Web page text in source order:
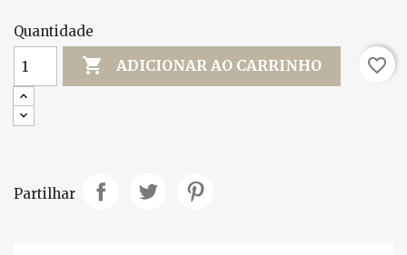
Quantidade
 ADICIONAR AO CARRINHO favorite_border
Partilhar